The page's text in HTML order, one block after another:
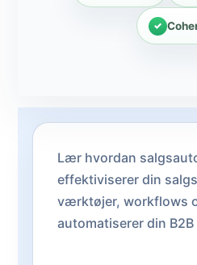
Lær hvordan
effektiviserer din
værktøjer, workflows
automatiserer din